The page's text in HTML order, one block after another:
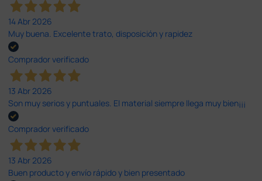
14 Abr 2026
Muy buena. Excelente trato, disposición y rapidez
Comprador verificado
13 Abr 2026
Son muy serios y puntuales. El material siempre llega muy bien¡¡¡
Comprador verificado
13 Abr 2026
Buen producto y envío rápido y bien presentado